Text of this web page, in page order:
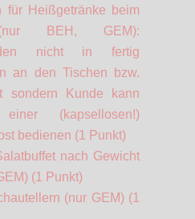
für Heißgetränke beim
(nur BEH, GEM):
nicht in fertig
an den Tischen bzw.
sondern Kunde kann
(kapsellosen!)
bedienen (1 Punkt)
nach Gewicht
(1 Punkt)
(nur GEM) (1